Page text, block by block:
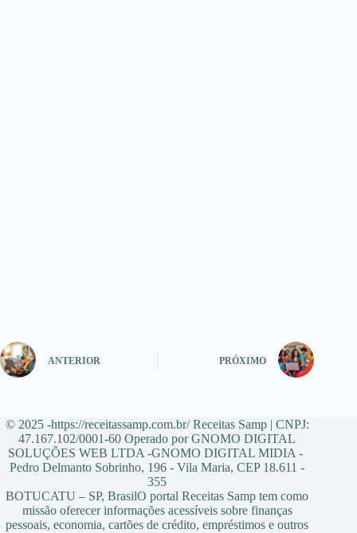
ANTERIOR PRÓXIMO
© 2025 -https://receitassamp.com.br/ Receitas Samp | CNPJ:
47.167.102/0001-60 Operado por GNOMO DIGITAL
SOLUÇÕES WEB LTDA -GNOMO DIGITAL MIDIA -
Pedro Delmanto Sobrinho, 196 - Vila Maria, CEP 18.611 -
355
BOTUCATU – SP, BrasilO portal Receitas Samp tem como
missão oferecer informações acessíveis sobre finanças
pessoais, economia, cartões de crédito, empréstimos e outros